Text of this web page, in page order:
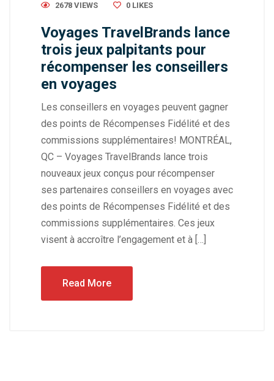
2678 VIEWS
0 LIKES
Voyages TravelBrands lance
trois jeux palpitants pour
récompenser les conseillers
en voyages
Les conseillers en voyages peuvent gagner
des points de Récompenses Fidélité et des
commissions supplémentaires! MONTRÉAL,
QC – Voyages TravelBrands lance trois
nouveaux jeux conçus pour récompenser
ses partenaires conseillers en voyages avec
des points de Récompenses Fidélité et des
commissions supplémentaires. Ces jeux
visent à accroître l’engagement et à […]
Read More